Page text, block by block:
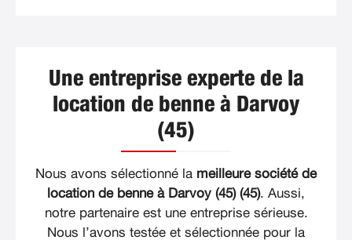
Une entreprise experte de la
location de benne à Darvoy
(45)
Nous avons sélectionné la meilleure société de
location de benne à Darvoy (45) (45). Aussi,
notre partenaire est une entreprise sérieuse.
Nous l’avons testée et sélectionnée pour la